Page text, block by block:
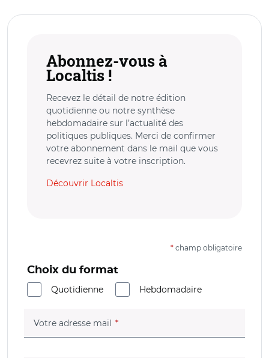
Abonnez-vous à
Localtis !
Recevez le détail de notre édition
quotidienne ou notre synthèse
hebdomadaire sur l’actualité des
politiques publiques. Merci de confirmer
votre abonnement dans le mail que vous
recevrez suite à votre inscription.
Découvrir Localtis
* champ obligatoire
Choix du format
Quotidienne
Hebdomadaire
Votre adresse mail (champ obligatoire)